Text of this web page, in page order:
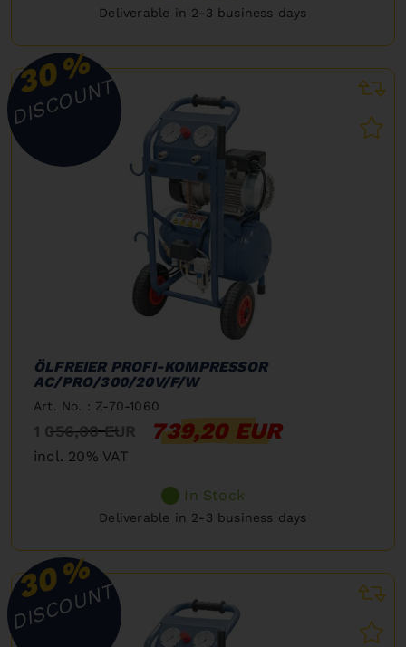
Deliverable in 2-3 business days
30%
DISCOUNT
ÖLFREIER PROFI-KOMPRESSOR
AC/PRO/300/20V/F/W
Art. No. : Z-70-1060
1 056,00 EUR 739,20 EUR
incl. 20% VAT
In Stock
Deliverable in 2-3 business days
30%
DISCOUNT